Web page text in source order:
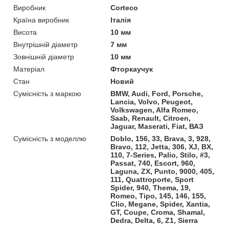
Виробник
Corteco
Країна виробник
Італія
Висота
10 мм
Внутрішній діаметр
7 мм
Зовнішній діаметр
10 мм
Матеріал
Фторкаучук
Стан
Новий
Сумісність з маркою
BMW, Audi, Ford, Porsche,
Lancia, Volvo, Peugeot,
Volkswagen, Alfa Romeo,
Saab, Renault, Citroen,
Jaguar, Maserati, Fiat, ВАЗ
Сумісність з моделлю
Doblo, 156, 33, Brava, 3, 928,
Bravo, 112, Jetta, 306, XJ, BX,
110, 7-Series, Palio, Stilo, #3,
Passat, 740, Escort, 960,
Laguna, ZX, Punto, 9000, 405,
111, Quattroporte, Sport
Spider, 940, Thema, 19,
Romeo, Tipo, 145, 146, 155,
Clio, Megane, Spider, Xantia,
GT, Coupe, Croma, Shamal,
Dedra, Delta, 6, Z1, Sierra